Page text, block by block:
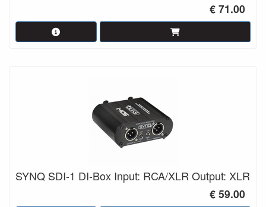
€ 71.00
SYNQ SDI-1 DI-Box Input: RCA/XLR Output: XLR
€ 59.00